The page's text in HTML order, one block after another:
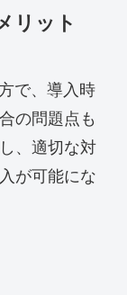
リット
で、導入時
の問題点も
、適切な対
が可能にな